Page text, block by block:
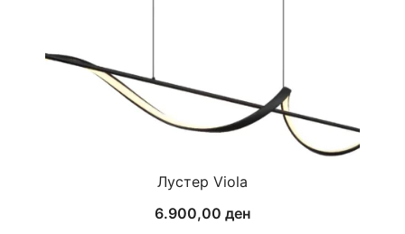
Лустер Viola
6.900,00 ден